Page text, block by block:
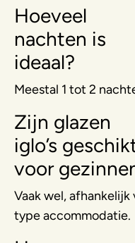
Hoeveel
nachten is
ideaal?
Meestal 1 tot 2
Zijn glazen
iglo’s
voor
Vaak wel, afhankelijk
type accommodatie.